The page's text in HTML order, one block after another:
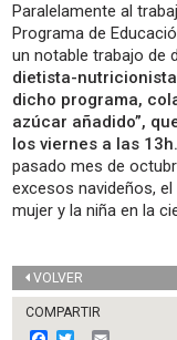
Paralelamente al
Programa de
un notable trabajo de
dietista-
dicho programa,
azúcar añadido”,
los viernes a las 13h.
pasado mes de
excesos navideños,
mujer y la niña en la
VOLVER
COMPARTIR